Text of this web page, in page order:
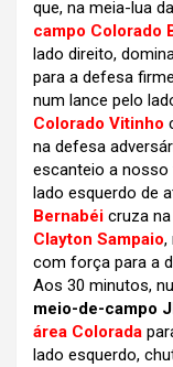
que, na meia-lua
campo Colorado
lado direito,
para a defesa
num lance pelo
Colorado Vitinho
na defesa
escanteio a nosso
lado esquerdo de
Bernabéi cruza
Clayton Sampaio,
com força para a
Aos 30 minutos,
meio-de-campo
área Colorada
lado esquerdo,